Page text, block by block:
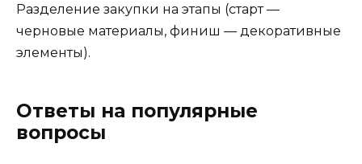
Разделение закупки на этапы (старт —
черновые материалы, финиш — декоративные
элементы).
Ответы на популярные
вопросы